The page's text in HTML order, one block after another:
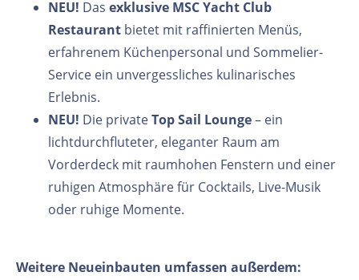
NEU! Das exklusive MSC Yacht Club
Restaurant bietet mit raffinierten Menüs,
erfahrenem Küchenpersonal und Sommelier-
Service ein unvergessliches kulinarisches
Erlebnis.
NEU! Die privateTop Sail Lounge– ein
lichtdurchfluteter, eleganter Raum am
Vorderdeck mit raumhohen Fenstern und einer
ruhigen Atmosphäre für Cocktails, Live-Musik
oder ruhige Momente.
Weitere Neueinbauten umfassen außerdem: